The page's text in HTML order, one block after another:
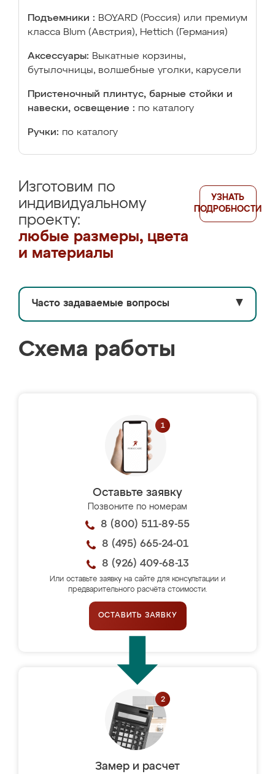
Подъемники : BOYARD (Россия) или премиум
класса Blum (Австрия), Hettich (Германия)
Аксессуары: Выкатные корзины,
бутылочницы, волшебные уголки, карусели
Пристеночный плинтус, барные стойки и
навески, освещение : по каталогу
Ручки: по каталогу
Изготовим по
индивидуальному
проекту:
любые размеры, цвета
и материалы
УЗНАТЬ
ПОДРОБНОСТИ
Часто задаваемые вопросы ▼
Схема работы
Оставьте заявку
Позвоните по номерам
8 (800) 511-89-55
8 (495) 665-24-01
8 (926) 409-68-13
Или оставьте заявку на сайте для консультации и
предварительного расчёта стоимости.
ОСТАВИТЬ ЗАЯВКУ
Замер и расчет